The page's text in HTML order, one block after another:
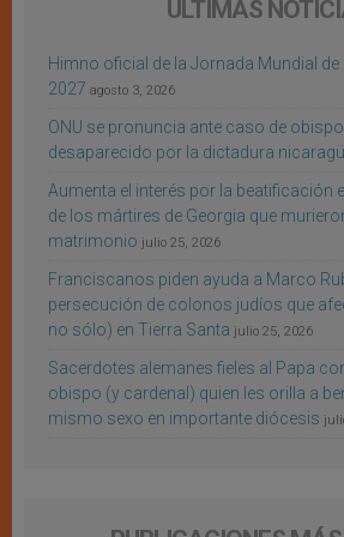
ÚLTIMAS
Himno oficial de la Jornada Mundial de
2027 agosto 3, 2026
ONU se pronuncia ante caso de
desaparecido por la dictadura
Aumenta el interés por la beatificación
de los mártires de Georgia que
matrimonio julio 25, 2026
Franciscanos piden ayuda a Marco
persecución de colonos judíos que
no sólo) en Tierra Santa julio 25, 2026
Sacerdotes alemanes fieles al Papa
obispo (y cardenal) quien les orilla a
mismo sexo en importante diócesis